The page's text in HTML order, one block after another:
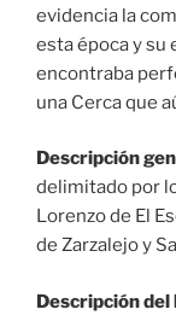
evidencia la
esta época y su
encontraba
una Cerca que
Descripción
delimitado por
Lorenzo de El
de Zarzalejo y
Descripción del